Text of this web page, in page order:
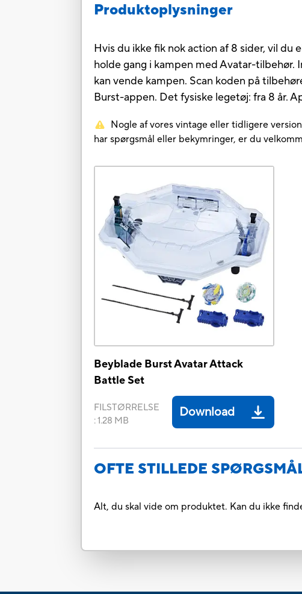
Produktoplysninger
Hvis du ikke fik nok action af 8 sider, vil du
holde gang i kampen med Avatar-tilbehør.
kan vende kampen. Scan koden på
Burst-appen. Det fysiske legetøj: fra 8 år.
Nogle af vores vintage eller tidligere
har spørgsmål eller bekymringer, er du
Beyblade Burst Avatar Attack
Battle Set
FILSTØRRELSE
:1.28 MB
Download
OFTE STILLEDE
Alt, du skal vide om produktet. Kan du ikke